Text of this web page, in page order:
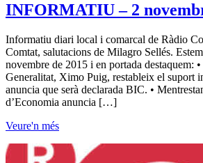
INFORMATIU – 2
Informatiu diari local i comarcal de Ràdio
Comtat, salutacions de Milagro Sellés.
novembre de 2015 i en portada destaquem:
Generalitat, Ximo Puig, restableix el suport
anuncia que serà declarada BIC. •
d’Economia anuncia […]
Veure'n més